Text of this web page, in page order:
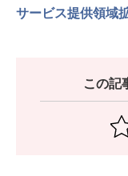
サービス提供領域
この記